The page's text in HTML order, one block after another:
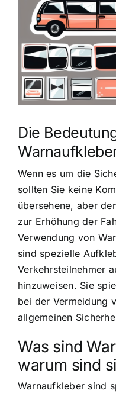
grösseres
Bild
Die
Wenn es um die
sollten Sie keine
übersehene, aber
zur Erhöhung der
Verwendung von
sind spezielle
Verkehrsteilnehmer
hinzuweisen. Sie
bei der Vermeidung
allgemeinen
Was sind
warum sind
Warnaufkleber sind